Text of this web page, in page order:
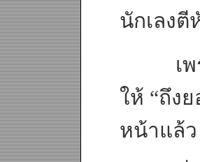
นักเลง
เพรา
ให้ “ถึง
หน้าแล้ว